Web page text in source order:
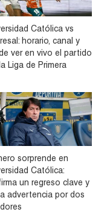
Católica vs
horario, canal y
ver en vivo el partido
Liga de Primera
sorprende en
Católica:
un regreso clave y
advertencia por dos